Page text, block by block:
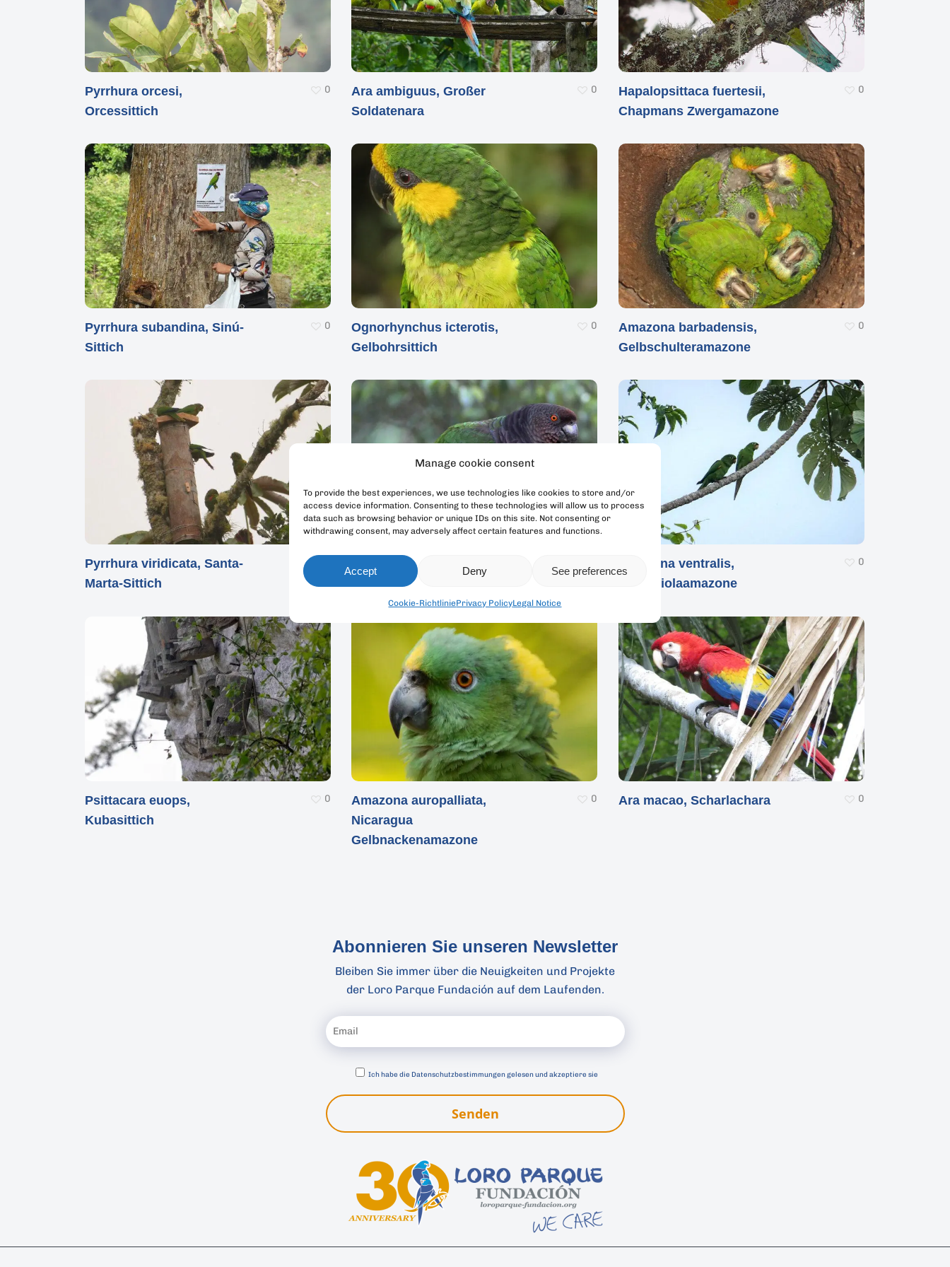
Manage cookie consent
To provide the best experiences, we use technologies like cookies to store and/or
access device information. Consenting to these technologies will allow us to process
data such as browsing behavior or unique IDs on this site. Not consenting or
withdrawing consent, may adversely affect certain features and functions.
Accept Deny See preferences
Cookie-RichtliniePrivacy PolicyLegal Notice
Drücken Sie Enter zum Suchen oder ESC zum Schließen
Pyrrhura orcesi,
Orcessittich
0
Ara ambiguus, Großer
Soldatenara
0
Hapalopsittaca fuertesii,
Chapmans Zwergamazone
0
Pyrrhura subandina, Sinú-
Sittich
0
Ognorhynchus icterotis,
Gelbohrsittich
0
Amazona barbadensis,
Gelbschulteramazone
0
Pyrrhura viridicata, Santa-
Marta-Sittich
Amazona imperialis,
Kaiseramazone
Amazona ventralis,
Hispaniolaamazone
0
Psittacara euops,
Kubasittich
0
Amazona auropalliata,
Nicaragua
Gelbnackenamazone
0 Ara macao, Scharlachara 0
Abonnieren Sie unseren Newsletter
Bleiben Sie immer über die Neuigkeiten und Projekte
der Loro Parque Fundación auf dem Laufenden.
Ich habe die Datenschutzbestimmungen gelesen und akzeptiere sie
Senden